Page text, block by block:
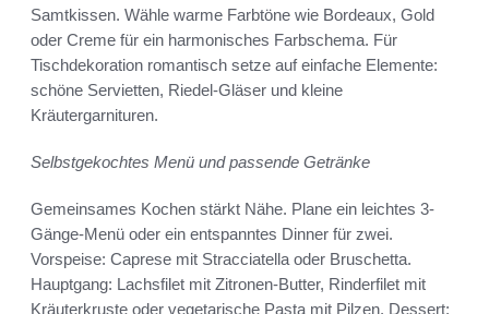
Samtkissen. Wähle warme Farbtöne wie Bordeaux, Gold
oder Creme für ein harmonisches Farbschema. Für
Tischdekoration romantisch setze auf einfache Elemente:
schöne Servietten, Riedel-Gläser und kleine
Kräutergarnituren.
Selbstgekochtes Menü und passende Getränke
Gemeinsames Kochen stärkt Nähe. Plane ein leichtes 3-
Gänge-Menü oder ein entspanntes Dinner für zwei.
Vorspeise: Caprese mit Stracciatella oder Bruschetta.
Hauptgang: Lachsfilet mit Zitronen-Butter, Rinderfilet mit
Kräuterkruste oder vegetarische Pasta mit Pilzen. Dessert: